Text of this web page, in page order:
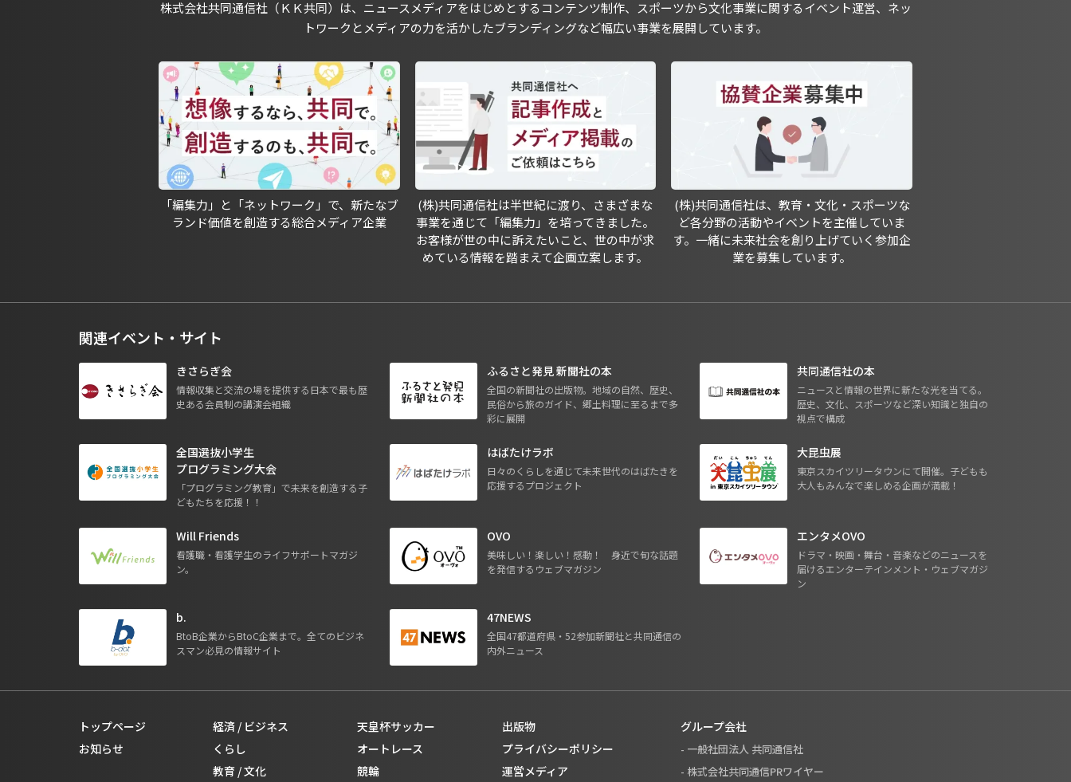
株式会社共同通信社（ＫＫ共同）は、ニュースメディアをはじめとするコンテンツ制作、スポーツから文化事業に関するイベント運営、ネッ
トワークとメディアの力を活かしたブランディングなど幅広い事業を展開しています。
「編集力」と「ネットワーク」で、新たなブ
ランド価値を創造する総合メディア企業
(株)共同通信社は半世紀に渡り、さまざまな
事業を通じて「編集力」を培ってきました。
お客様が世の中に訴えたいこと、世の中が求
めている情報を踏まえて企画立案します。
(株)共同通信社は、教育・文化・スポーツな
ど各分野の活動やイベントを主催していま
す。一緒に未来社会を創り上げていく参加企
業を募集しています。
関連イベント・サイト
きさらぎ会
情報収集と交流の場を提供する日本で最も歴
史ある会員制の講演会組織
ふるさと発見 新聞社の本
全国の新聞社の出版物。地域の自然、歴史、
民俗から旅のガイド、郷土料理に至るまで多
彩に展開
共同通信社の本
ニュースと情報の世界に新たな光を当てる。
歴史、文化、スポーツなど深い知識と独自の
視点で構成
全国選抜小学生
プログラミング大会
「プログラミング教育」で未来を創造する子
どもたちを応援！！
はばたけラボ
日々のくらしを通じて未来世代のはばたきを
応援するプロジェクト
大昆虫展
東京スカイツリータウンにて開催。子どもも
大人もみんなで楽しめる企画が満載！
Will Friends
看護職・看護学生のライフサポートマガジ
ン。
OVO
美味しい！楽しい！感動！ 身近で旬な話題
を発信するウェブマガジン
エンタメOVO
ドラマ・映画・舞台・音楽などのニュースを
届けるエンターテインメント・ウェブマガジ
ン
b.
BtoB企業からBtoC企業まで。全てのビジネ
スマン必見の情報サイト
47NEWS
全国47都道府県・52参加新聞社と共同通信の
内外ニュース
トップページ
お知らせ
経済 / ビジネス
くらし
教育 / 文化
天皇杯サッカー
オートレース
競輪
出版物
プライバシーポリシー
運営メディア
グループ会社
- 一般社団法人 共同通信社
- 株式会社共同通信PRワイヤー